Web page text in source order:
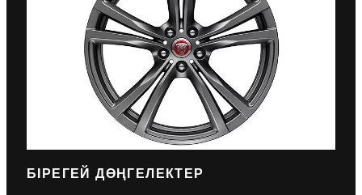
БІРЕГЕЙ ДӨҢГЕЛЕКТЕР